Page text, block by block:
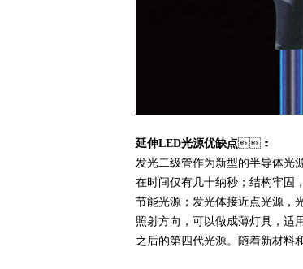
延伸LED光源优缺点：
发光二级管作为新型的半导体光源与
在时间仅有几十纳秒；结构牢固
节能光源；发光体接近点光源
照射方向，可以做成薄灯具，
之后的第四代光源。随着新材料